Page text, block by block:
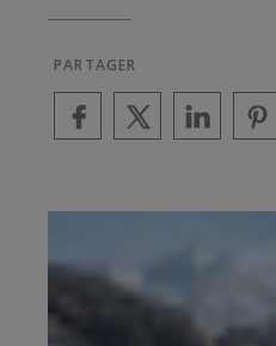
PARTAGER